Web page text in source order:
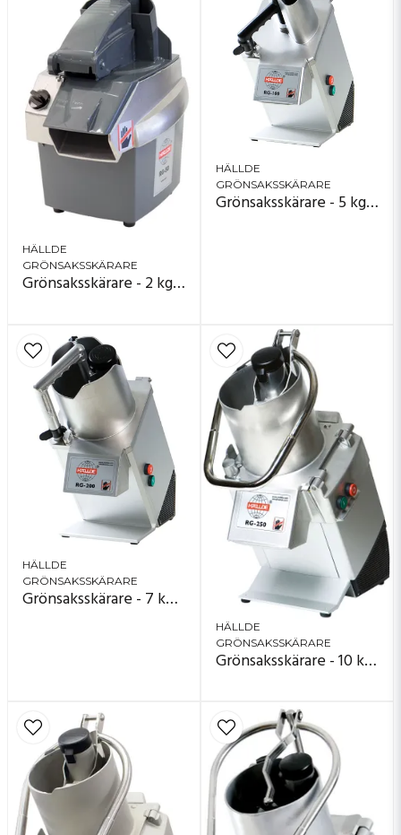
HÄLLDE
GRÖNSAKSSKÄRARE
Grönsaksskärare - 2 kg/minut - RG-50
HÄLLDE
GRÖNSAKSSKÄRARE
Grönsaksskärare - 5 kg/minut - RG-100
HÄLLDE
GRÖNSAKSSKÄRARE
Grönsaksskärare - 7 kg/minut - RG-200
HÄLLDE
GRÖNSAKSSKÄRARE
Grönsaksskärare - 10 kg/minut - RG-250